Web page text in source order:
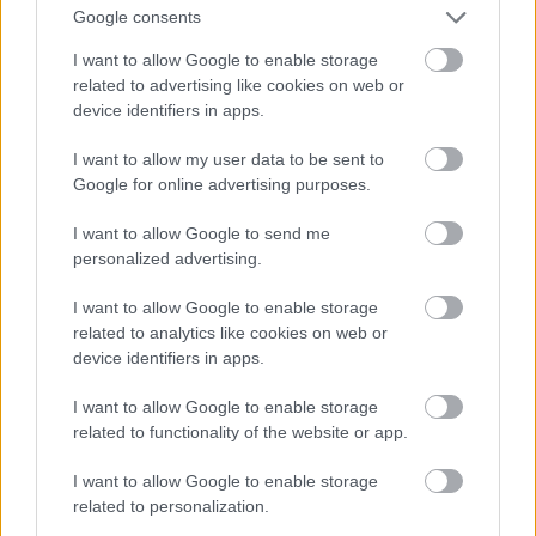
Google consents
I want to allow Google to enable storage
related to advertising like cookies on web or
device identifiers in apps.
I want to allow my user data to be sent to
Google for online advertising purposes.
I want to allow Google to send me
personalized advertising.
I want to allow Google to enable storage
related to analytics like cookies on web or
device identifiers in apps.
I want to allow Google to enable storage
related to functionality of the website or app.
I want to allow Google to enable storage
related to personalization.
Foglalkozás:joviális vidéki hivatalnok (nappal),
Az első gyerekkori filmélmény:
gyerekként moziban volt lehetőségem megtekinteni.
Hogy aztán a főszereplő Fickóból, a vizslából, és a
kis tacskó barátjából hogyan alakult ki a fejemben a
farkasember- és horrormánia, ne kérdezzétek, kissé
elborultam.
"Az első olyan meghatározó filmélmény, amiről
úgy éreztem, hogy erről filmkritikát kellene írni":
Pontypool: megnéztem és totál beszippantott. Végül